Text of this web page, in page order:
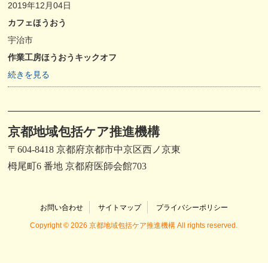
2019年12月04日
カフェほうおう
宇治市
作業工房ほうおうキックオフ
続きを見る
京都地域包括ケア推進機構
〒604-8418 京都府京都市中京区西ノ京東
栂尾町6 番地 京都府医師会館703
お問い合わせ サイトマップ プライバシーポリシー
Copyright © 2026 京都地域包括ケア推進機構 All rights reserved.